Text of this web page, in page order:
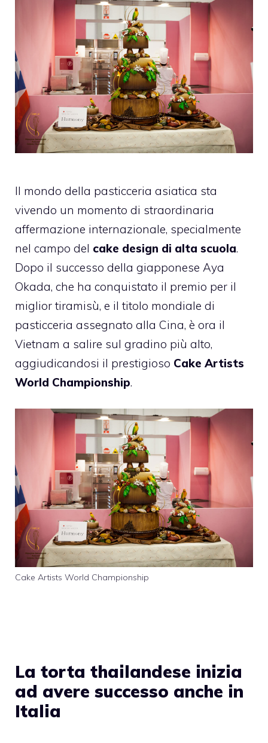
Il mondo della pasticceria asiatica sta
vivendo un momento di straordinaria
affermazione internazionale, specialmente
nel campo del cake design di alta scuola.
Dopo il successo della giapponese Aya
Okada, che ha conquistato il premio per il
miglior tiramisù, e il titolo mondiale di
pasticceria assegnato alla Cina, è ora il
Vietnam a salire sul gradino più alto,
aggiudicandosi il prestigioso Cake Artists
World Championship.
Cake Artists World Championship
La torta thailandese inizia
ad avere successo anche in
Italia